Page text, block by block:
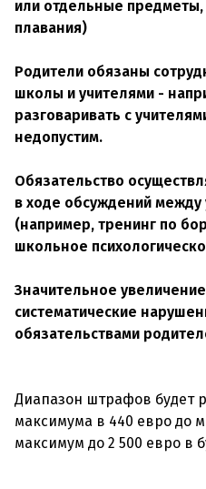
или отдельные предметы,
плавания)
Родители обязаны
школы и учителями -
разговаривать с
недопустим.
Обязательство
в ходе обсуждений
(например, тренинг по
школьное
Значительное
систематические
обязательствами
Диапазон штрафов будет
максимума в 440 евро до
максимум до 2 500 евро в